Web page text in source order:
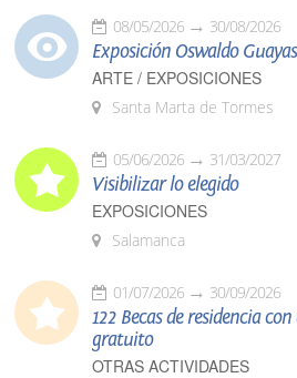
08/05/2026 30/08/2026
Exposición Oswaldo
ARTE / EXPOSICIONES
Santa Marta de Tormes
05/06/2026 31/03/2027
Visibilizar lo elegido
EXPOSICIONES
Salamanca
01/07/2026 30/09/2026
122 Becas de residencia
gratuito
OTRAS ACTIVIDADES